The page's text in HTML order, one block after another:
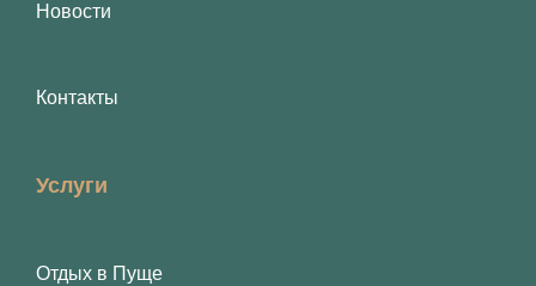
Новости
Контакты
Услуги
Отдых в Пуще